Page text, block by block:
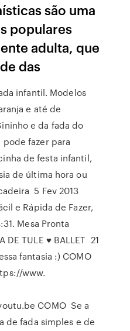
são uma
populares
adulta, que
das
infantil. Modelos
e até de
e da fada do
fazer para
de festa infantil,
de última hora ou
5 Fev 2013
e Rápida de Fazer,
Mesa Pronta
DE TULE ♥ BALLET 21
fantasia :) COMO
www.
COMO Se a
de fada simples e de